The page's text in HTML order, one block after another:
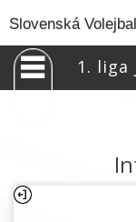
Slovenská
1. liga